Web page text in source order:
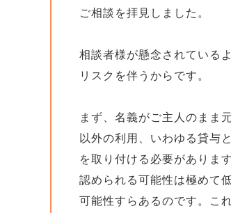
ご相談を拝見しました。
相談者様が懸念されている
リスクを伴うからです。
まず、名義がご主人のまま
以外の利用、いわゆる貸与
を取り付ける必要がありま
認められる可能性は極めて
可能性すらあるのです。こ